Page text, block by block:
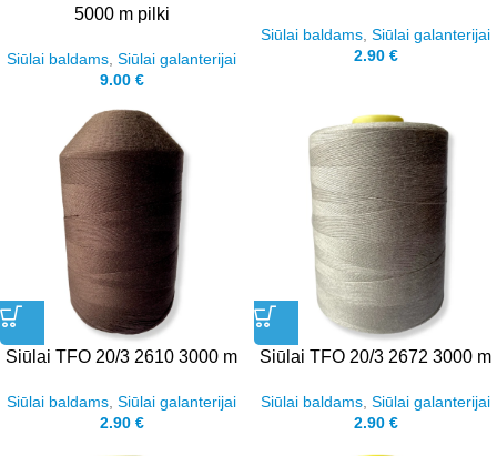
5000 m pilki
Siūlai baldams Siūlai galanterijai
9.00 €
Siūlai baldams Siūlai galanterijai
2.90 €
Siūlai TFO 20/3 2610 3000 m
Siūlai baldams Siūlai galanterijai
2.90 €
Siūlai TFO 20/3 2672 3000 m
Siūlai baldams Siūlai galanterijai
2.90 €